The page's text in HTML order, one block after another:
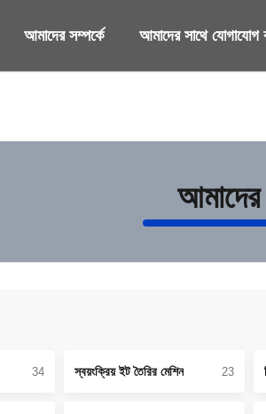
আমাদের সম্পর্কে আমাদের সাথে
34 স্বয়ংক্রিয় ইট তৈরির মেশিন 23